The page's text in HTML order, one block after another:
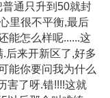
通只升到50就封
里很不平衡,最后
能怎么样呢......这
后来开新区了,好多
能你要问我为什么
害了呀.错!!!!这就